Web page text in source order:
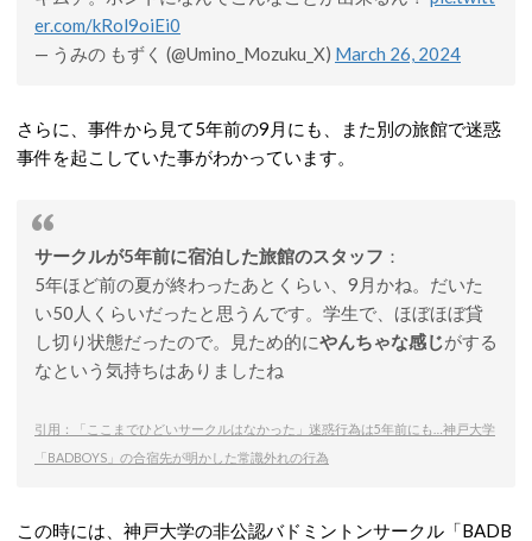
er.com/kRol9oiEi0
— うみの もずく (@Umino_Mozuku_X) March 26, 2024
さらに、事件から見て5年前の9月にも、また別の旅館で迷惑
事件を起こしていた事がわかっています。
サークルが5年前に宿泊した旅館のスタッフ ：
5年ほど前の夏が終わったあとくらい、9月かね。だいた
い50人くらいだったと思うんです。学生で、ほぼほぼ貸
し切り状態だったので。見ため的にやんちゃな感じがする
なという気持ちはありましたね
引用：「ここまでひどいサークルはなかった」迷惑行為は5年前にも…神戸大学
「BADBOYS」の合宿先が明かした常識外れの行為
この時には、神戸大学の非公認バドミントンサークル「BADB